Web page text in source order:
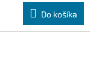
Do košíka